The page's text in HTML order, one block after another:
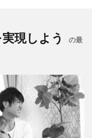
現しよう の最